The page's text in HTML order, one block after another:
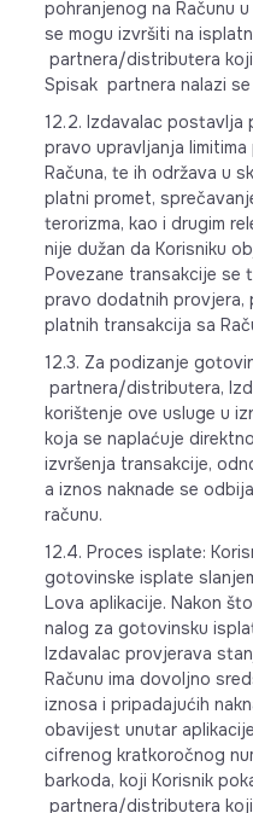
pohranjenog na Računu
se mogu izvršiti na
partnera/distributera
Spisak partnera nalazi
12.2. Izdavalac postavlja
pravo upravljanja
Računa, te ih održava u
platni promet,
terorizma, kao i drugim
nije dužan da Korisniku
Povezane transakcije se
pravo dodatnih provjera,
platnih transakcija sa
12.3. Za podizanje
partnera/distributera,
korištenje ove usluge u
koja se naplaćuje
izvršenja transakcije,
a iznos naknade se
računu.
12.4. Proces isplate:
gotovinske isplate
Lova aplikacije. Nakon
nalog za gotovinsku
Izdavalac provjerava
Računu ima dovoljno
iznosa i pripadajućih
obavijest unutar
cifrenog kratkoročnog
barkoda, koji Korisnik
partnera/distributera